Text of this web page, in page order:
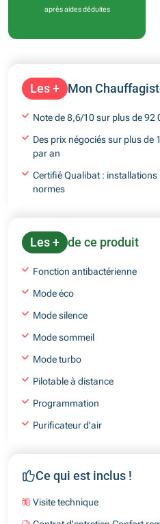
Les + Mon
Note de 8,6/10 sur plus de 92
Des prix négociés sur plus
par an
Certifié Qualibat : installations
normes
Les + de ce produit
Fonction antibactérienne
Mode éco
Mode silence
Mode sommeil
Mode turbo
Pilotable à distance
Programmation
Purificateur d'air
Ce qui est inclus !
Visite technique
après aides déduites